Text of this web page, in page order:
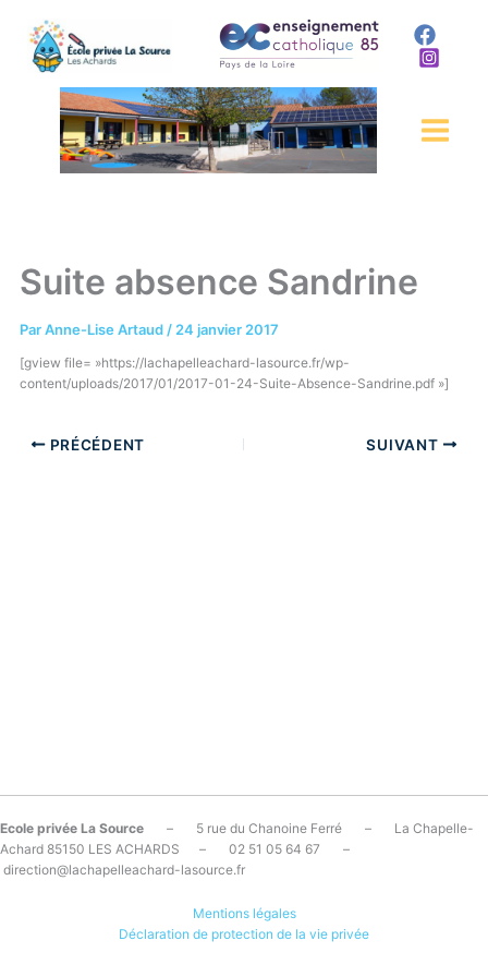
contenu
Suite absence Sandrine
ParAnne-Lise Artaud / 24 janvier 2017
[gview file= »https://lachapelleachard-lasource.fr/wp-
content/uploads/2017/01/2017-01-24-Suite-Absence-Sandrine.pdf »]
PRÉCÉDENT SUIVANT
Ecole privée La Source – 5 rue du Chanoine Ferré – La Chapelle-
Achard 85150 LES ACHARDS – 02 51 05 64 67 –
direction@lachapelleachard-lasource.fr
Mentions légales
Déclaration de protection de la vie privée